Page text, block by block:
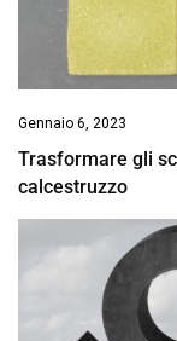
Gennaio 6, 2023
Trasformare gli
calcestruzzo